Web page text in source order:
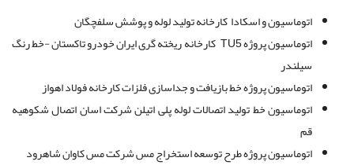
اتوماسیون و اسکادا کارخانه تولید لوله و پوشش سلفچگان
اتوماسیون پروژه TU5 کارخانه ریخته گری ایران خودرو تاکستان -خط رنگ
سیلندر
اتوماسیون پروژه خط بازیافت و جداسازی فلزات کارخانه فولاد اهواز
اتوماسیون خط تولید اتصالات لوله پلی اتیلن شرکت اسان اتصال شکوهیه
قم
اتوماسیون پروژه طرح توسعه استخراج مس شرکت مس کاوان شاهرود